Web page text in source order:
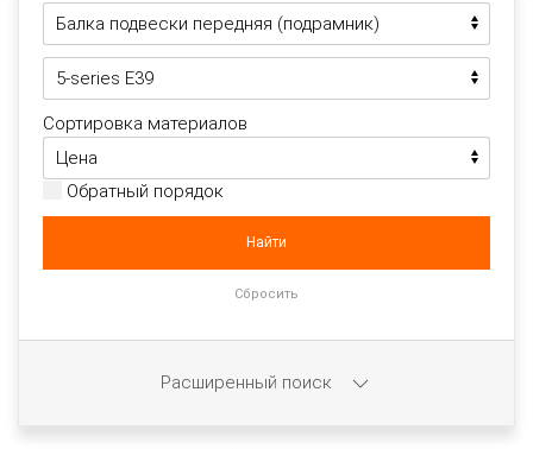
Сортировка материалов
Обратный порядок
Расширенный поиск